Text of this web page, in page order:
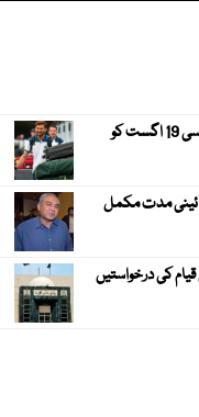
کیریبین پریمیئر لیگ ، قومی کرکٹرز کو این او سی 19 اگست کو
آئینی مدت مکمل
کی درخواستیں